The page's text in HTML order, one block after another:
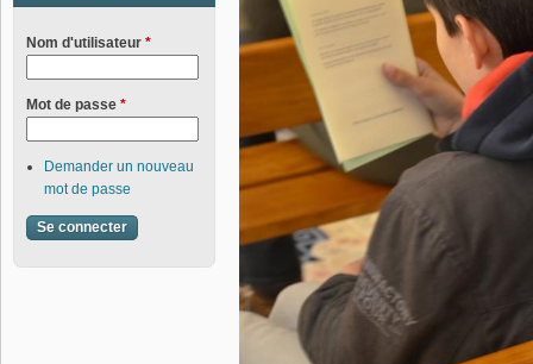
Nom d'utilisateur *
Mot de passe *
Demander un nouveau
mot de passe